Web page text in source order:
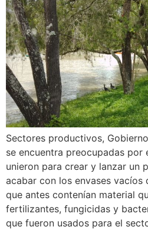
Sectores productivos,
se encuentra preocupadas por
unieron para crear y lanzar un
acabar con los envases vacíos
que antes contenían material
fertilizantes, fungicidas y
que fueron usados para el